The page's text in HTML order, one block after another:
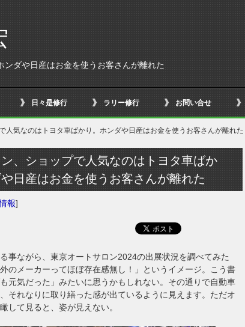
ダや日産はお金を使うお客さんが離れた
日々是修行 ラリー修行 お問い合せ
人気なのはトヨタ車ばかり。ホンダや日産はお金を使うお客さんが離れた
、ショップで人気なのはトヨタ車ばか
日産はお金を使うお客さんが離れた
報]
事ながら、東京オートサロン2024の出展状況を調べてみた
のメーカーってほぼ存在感無し！」というイメージ。こう書
元気だった」みたいに思うかもしれない。その通りで自動車
それなりに取り繕った感が出ているように見えます。ただオ
して見ると、姿が見えない。